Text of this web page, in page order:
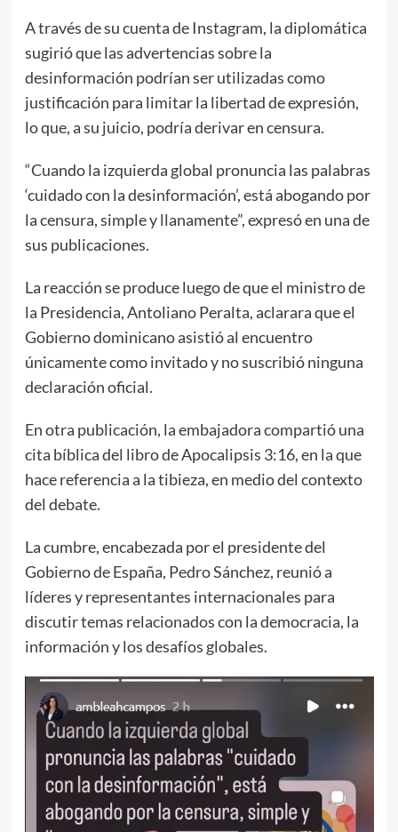
A través de su cuenta de Instagram, la diplomática
sugirió que las advertencias sobre la
desinformación podrían ser utilizadas como
justificación para limitar la libertad de expresión,
lo que, a su juicio, podría derivar en censura.
“Cuando la izquierda global pronuncia las palabras
‘cuidado con la desinformación’, está abogando por
la censura, simple y llanamente”, expresó en una de
sus publicaciones.
La reacción se produce luego de que el ministro de
la Presidencia, Antoliano Peralta, aclarara que el
Gobierno dominicano asistió al encuentro
únicamente como invitado y no suscribió ninguna
declaración oficial.
En otra publicación, la embajadora compartió una
cita bíblica del libro de Apocalipsis 3:16, en la que
hace referencia a la tibieza, en medio del contexto
del debate.
La cumbre, encabezada por el presidente del
Gobierno de España, Pedro Sánchez, reunió a
líderes y representantes internacionales para
discutir temas relacionados con la democracia, la
información y los desafíos globales.